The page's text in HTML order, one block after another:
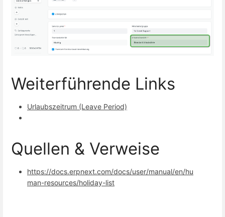
Weiterführende Links
Urlaubszeitrum (Leave Period)
Quellen & Verweise
https://docs.erpnext.com/docs/user/manual/en/hu
man-resources/holiday-list